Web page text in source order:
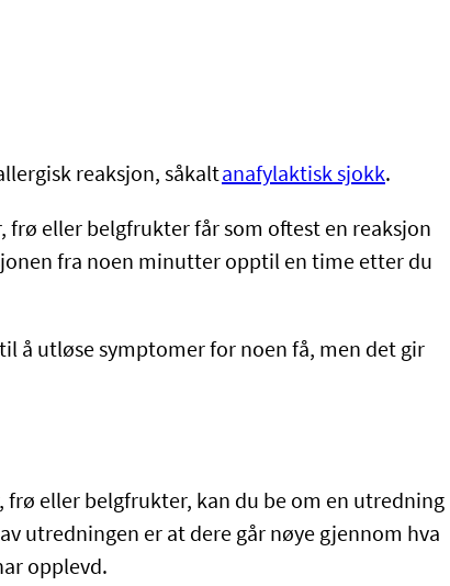
reaksjon, såkaltanafylaktisk sjokk.
frø eller belgfrukter får som oftest en reaksjon
fra noen minutter opptil en time etter du
å utløse symptomer for noen få, men det gir
eller belgfrukter, kan du be om en utredning
utredningen er at dere går nøye gjennom hva
opplevd.